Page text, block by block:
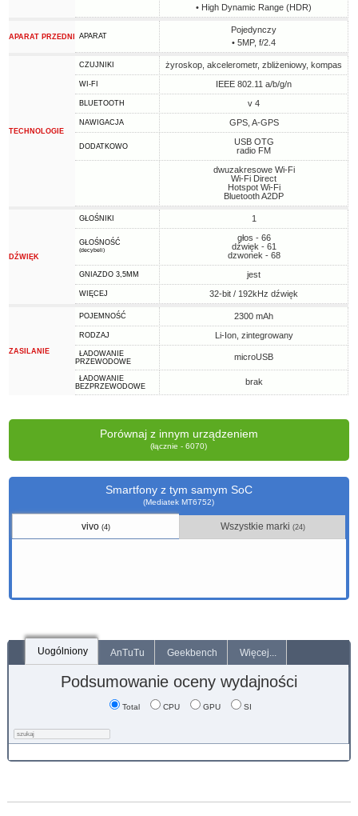
• High Dynamic Range (HDR)
APARAT PRZEDNI APARAT
Pojedynczy
• 5MP, f/2.4
TECHNOLOGIE
CZUJNIKI żyroskop, akcelerometr, zbliżeniowy, kompas
WI-FI IEEE 802.11 a/b/g/n
BLUETOOTH v 4
NAWIGACJA GPS, A-GPS
DODATKOWO
USB OTG
radio FM
dwuzakresowe Wi-Fi
Wi-Fi Direct
Hotspot Wi-Fi
Bluetooth A2DP
DŹWIĘK
GŁOŚNIKI 1
GŁOŚNOŚĆ
(decybeli)
głos - 66
dźwięk - 61
dzwonek - 68
GNIAZDO 3,5MM jest
WIĘCEJ 32-bit / 192kHz dźwięk
ZASILANIE
POJEMNOŚĆ 2300 mAh
RODZAJ Li-Ion, zintegrowany
ŁADOWANIE
PRZEWODOWE
microUSB
ŁADOWANIE
BEZPRZEWODOWE
brak
Porównaj z innym urządzeniem
(łącznie - 6070)
Smartfony z tym samym SoC
(Mediatek MT6752)
vivo(4) Wszystkie marki (24)
Uogólniony AnTuTu Geekbench Więcej...
Podsumowanie oceny wydajności
Total CPU GPU SI